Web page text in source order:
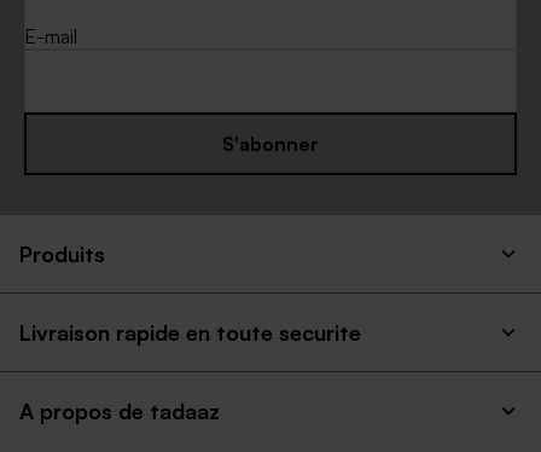
E-mail
S'abonner
Produits
Livraison rapide en toute securite
A propos de tadaaz